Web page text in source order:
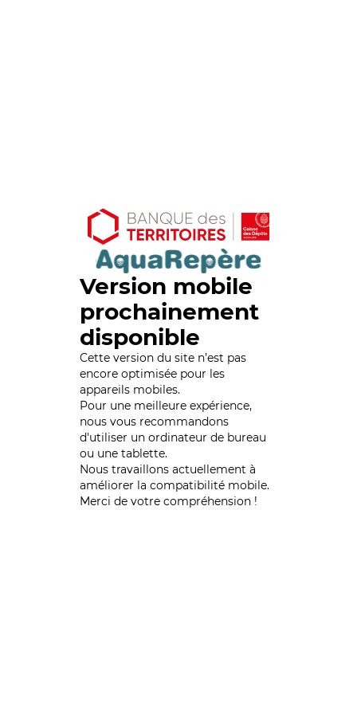
Version mobile
prochainement
disponible
Cette version du site n’est pas
encore optimisée pour les
appareils mobiles.
Pour une meilleure expérience,
nous vous recommandons
d'utiliser un ordinateur de bureau
ou une tablette.
Nous travaillons actuellement à
améliorer la compatibilité mobile.
Merci de votre compréhension !